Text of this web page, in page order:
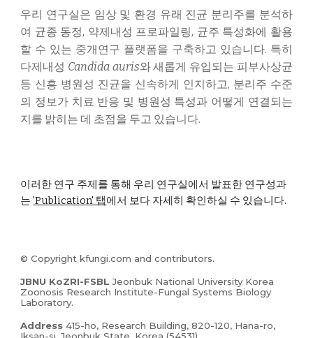
우리 연구실은 임상 및 환경 유래 진균 분리주를 분석하
여 균종 동정, 약제내성 프로파일링, 균주 특성화에 활용
할 수 있는 중개연구 플랫폼을 구축하고 있습니다. 특히
다제내성 Candida auris와 새롭게 유입되는 피부사상균
등 신흥 병원성 진균을 신속하게 인지하고, 분리주 수준
의 정보가 치료 반응 및 병원성 특성과 어떻게 연결되는
지를 밝히는 데 초점을 두고 있습니다.
이러한 연구 주제를 통해 우리 연구실에서 발표한 연구성과
는'Publication' 탭에서 보다 자세히 확인하실 수 있습니다.
© Copyright kfungi.com and contributors.
JBNU KoZRI-FSBL Jeonbuk National University Korea
Zoonosis Research Institute-Fungal Systems Biology
Laboratory.
Address415-ho, Research Building,820-120, Hana-ro,